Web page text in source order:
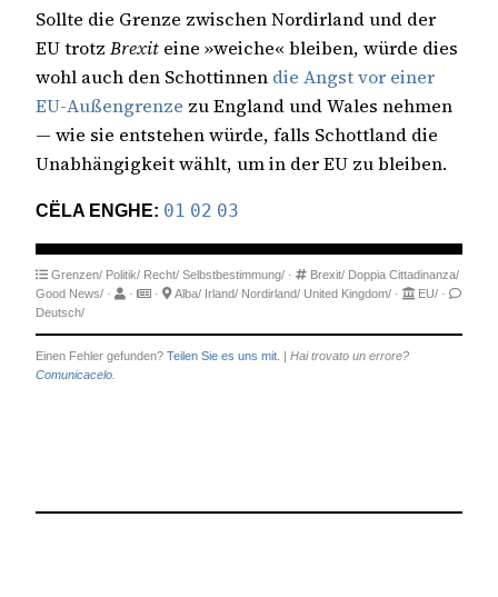
Sollte die Grenze zwischen Nordirland und der
EU trotz Brexit eine »weiche« bleiben, würde dies
wohl auch den Schottinnen die Angst vor einer
EU-Außengrenze zu England und Wales nehmen
— wie sie entstehen würde, falls Schottland die
Unabhängigkeit wählt, um in der EU zu bleiben.
CËLA ENGHE: 01 02 03
Grenzen/ Politik/ Recht/ Selbstbestimmung/ · Brexit/ Doppia Cittadinanza/
Good News/ · · · Alba/ Irland/ Nordirland/ United Kingdom/ · EU/ ·
Deutsch/
Einen Fehler gefunden? Teilen Sie es uns mit.
Hai trovato un errore?
Comunicacelo.